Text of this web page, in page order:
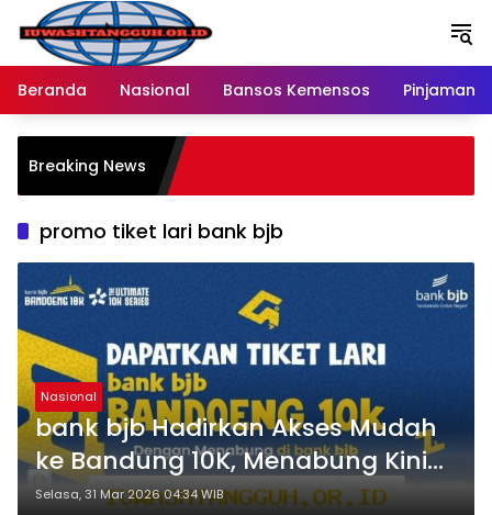
Langsung
konten
Beranda
Nasional Bansos Kemensos Pinjaman
Breaking News
promo tiket lari bank bjb
Nasional
bank bjb Hadirkan Akses Mudah
ke Bandung 10K, Menabung Kini
Jadi Tiket Ikut Lari
Selasa, 31 Mar 2026 04:34 WIB